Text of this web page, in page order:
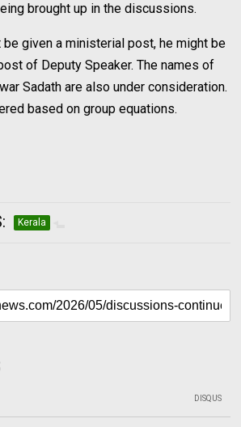
brought up in the discussions.
be given a ministerial post, he might be
of Deputy Speaker. The names of
Sadath are also under consideration.
based on group equations.
Kerala
DISQUS